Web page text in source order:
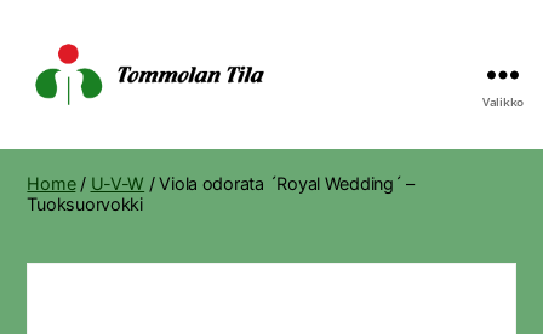
Tila
Valikko
Home/ U-V-W / Viola odorata ´Royal Wedding´ –
Tuoksuorvokki